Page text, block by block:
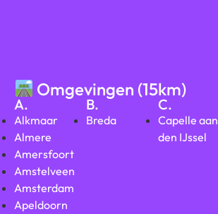
Omgevingen (15km)
A.
Alkmaar
Almere
Amersfoort
Amstelveen
Amsterdam
Apeldoorn
B.
Breda
C.
Capelle aan
den IJssel